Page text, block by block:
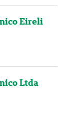
Eireli
Ltda